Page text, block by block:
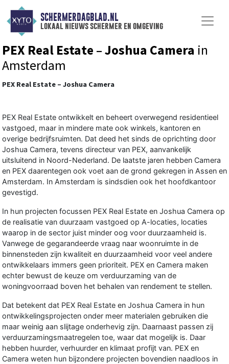
SCHERMERDAGBLAD.NL
lokaal nieuws schermer en omgeving
PEX Real Estate – Joshua Camera in
Amsterdam
PEX Real Estate – Joshua Camera
PEX Real Estate ontwikkelt en beheert overwegend residentieel
vastgoed, maar in mindere mate ook winkels, kantoren en
overige bedrijfsruimten. Dat deed het sinds de oprichting door
Joshua Camera, tevens directeur van PEX, aanvankelijk
uitsluitend in Noord-Nederland. De laatste jaren hebben Camera
en PEX daarentegen ook voet aan de grond gekregen in Assen en
Amsterdam. In Amsterdam is sindsdien ook het hoofdkantoor
gevestigd.
In hun projecten focussen PEX Real Estate en Joshua Camera op
de realisatie van duurzaam vastgoed op A-locaties, locaties
waarop in de sector juist minder oog voor duurzaamheid is.
Vanwege de gegarandeerde vraag naar woonruimte in de
binnensteden zijn kwaliteit en duurzaamheid voor veel andere
ontwikkelaars immers geen prioriteit. PEX en Camera maken
echter bewust de keuze om verduurzaming van de
woningvoorraad boven het behalen van rendement te stellen.
Dat betekent dat PEX Real Estate en Joshua Camera in hun
ontwikkelingsprojecten onder meer materialen gebruiken die
maar weinig aan slijtage onderhevig zijn. Daarnaast passen zij
verduurzamingsmaatregelen toe, waar dat mogelijk is. Daar
hebben huurder, verhuurder en klimaat profijt van. PEX en
Camera weten hun bijzondere projecten bovendien naadloos in